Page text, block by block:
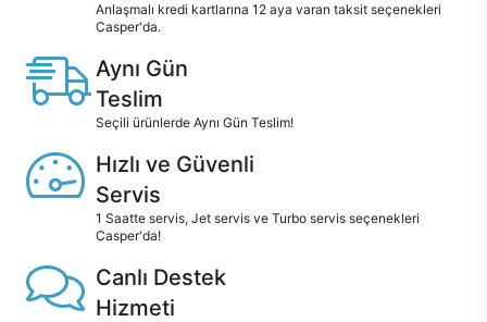
Anlaşmalı kredi kartlarına 12 aya varan taksit seçenekleri
Casper'da.
Aynı Gün
Teslim
Seçili ürünlerde Aynı Gün Teslim!
Hızlı ve Güvenli
Servis
1 Saatte servis, Jet servis ve Turbo servis seçenekleri
Casper'da!
Canlı Destek
Hizmeti